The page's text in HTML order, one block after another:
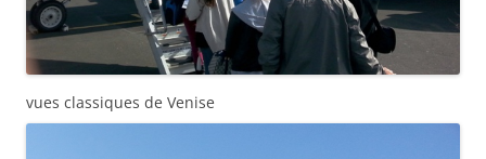
vues classiques de Venise